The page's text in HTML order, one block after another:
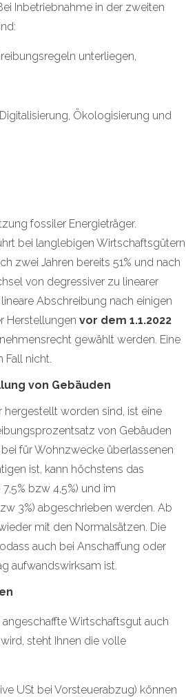
Inbetriebnahme in der zweiten
unterliegen,
Ökologisierung und
fossiler Energieträger.
bei langlebigen Wirtschaftsgütern
zwei Jahren bereits 51% und nach
von degressiver zu linearer
Abschreibung nach einigen
Herstellungen vor dem 1.1.2022
gewählt werden. Eine
Fall nicht.
von Gebäuden
hergestellt worden sind, ist eine
von Gebäuden
für Wohnzwecke überlassenen
ist, kann höchstens das
7,5% bzw 4,5%) und im
3%) abgeschrieben werden. Ab
mit den Normalsätzen. Die
auch bei Anschaffung oder
aufwandswirksam ist.
Wirtschaftsgut auch
steht Ihnen die volle
USt bei Vorsteuerabzug) können